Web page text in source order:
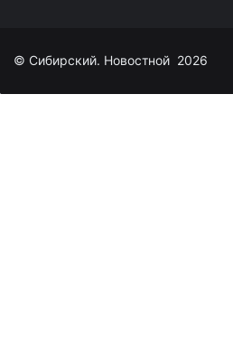
© Сибирский. Новостной 2026